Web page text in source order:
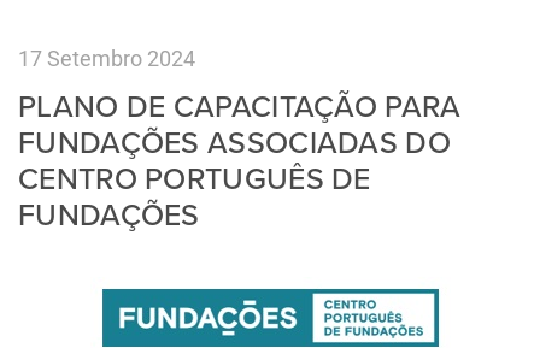
17 Setembro 2024
PLANO DE CAPACITAÇÃO PARA
FUNDAÇÕES ASSOCIADAS DO
CENTRO PORTUGUÊS DE
FUNDAÇÕES